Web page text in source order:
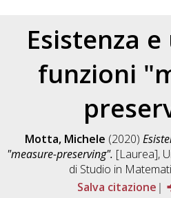
Esistenza
funzioni
Motta, Michele (2020)
"measure-preserving". [Laurea],
di Studio in
Salva citazione